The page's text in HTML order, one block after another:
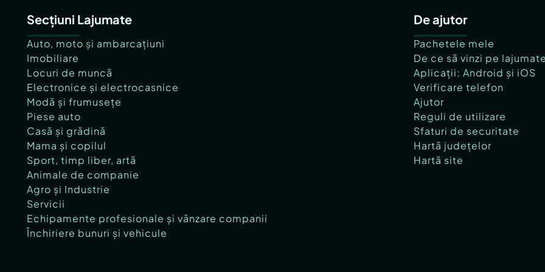
Secțiuni Lajumate
Auto, moto și ambarcațiuni
Imobiliare
Locuri de muncă
Electronice și electrocasnice
Modă și frumusețe
Piese auto
Casă și grădină
Mama și copilul
Sport, timp liber, artă
Animale de companie
Agro și Industrie
Servicii
Echipamente profesionale și vânzare companii
Închiriere bunuri și vehicule
De ajutor
Pachetele mele
De ce să vinzi pe
Aplicații: Android și iOS
Verificare telefon
Ajutor
Reguli de utilizare
Sfaturi de securitate
Hartă județelor
Hartă site